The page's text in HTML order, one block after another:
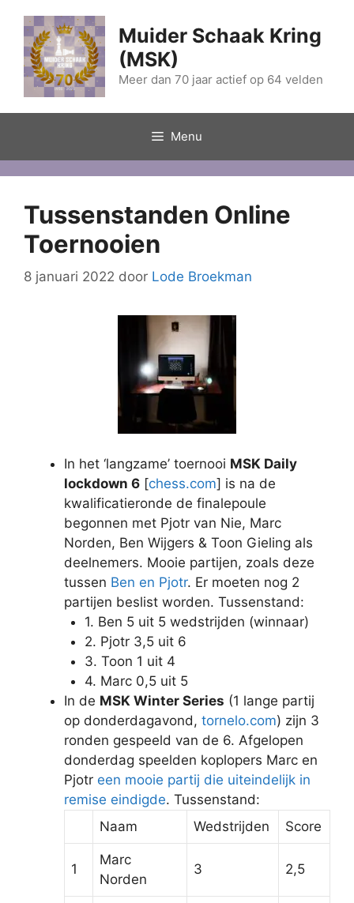
naar
inhoud
Muider Schaak Kring
(MSK)
Meer dan 70 jaar actief op 64 velden
Menu
Tussenstanden Online
Toernooien
8 januari 2022 door Lode Broekman
In het ‘langzame’ toernooi MSK Daily
lockdown 6 [chess.com] is na de
kwalificatieronde de finalepoule
begonnen met Pjotr van Nie, Marc
Norden, Ben Wijgers & Toon Gieling als
deelnemers. Mooie partijen, zoals deze
tussen Ben en Pjotr. Er moeten nog 2
partijen beslist worden. Tussenstand:
1. Ben 5 uit 5 wedstrijden (winnaar)
2. Pjotr 3,5 uit 6
3. Toon 1 uit 4
4. Marc 0,5 uit 5
In de MSK Winter Series (1 lange partij
op donderdagavond, tornelo.com) zijn 3
ronden gespeeld van de 6. Afgelopen
donderdag speelden koplopers Marc en
Pjotr een mooie partij die uiteindelijk in
remise eindigde. Tussenstand:
Naam
Wedstrijden Score
1
Marc
Norden
3 2,5